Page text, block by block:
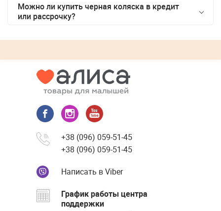
Можно ли купитьчерная коляска в кредит
или рассрочку?
+38 (096) 059-51-45
+38 (096) 059-51-45
Написать в Viber
График работы центра
поддержки